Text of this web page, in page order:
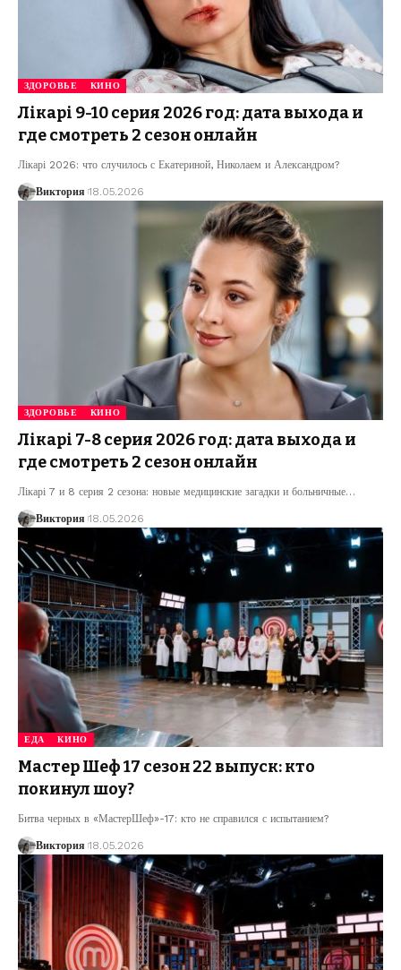
ЗДОРОВЬЕ КИНО
Лікарі 9-10 серия 2026 год: дата выхода и
где смотреть 2 сезон онлайн
Лікарі 2026: что случилось с Екатериной, Николаем и Александром?
Виктория 18.05.2026
ЗДОРОВЬЕ КИНО
Лікарі 7-8 серия 2026 год: дата выхода и
где смотреть 2 сезон онлайн
Лікарі 7 и 8 серия 2 сезона: новые медицинские загадки и больничные…
Виктория 18.05.2026
ЕДА КИНО
Мастер Шеф 17 сезон 22 выпуск: кто
покинул шоу?
Битва черных в «МастерШеф»-17: кто не справился с испытанием?
Виктория 18.05.2026